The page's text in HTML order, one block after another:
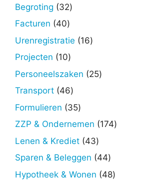
Begroting 3232
Facturen 4040
producten
Urenregistratie 1616
Projecten 1010
producten
Personeelszaken 2525
Transport 4646
producten
Formulieren 3535
producten
ZZP & Ondernemen 174174
Lenen & Krediet 4343
producten
Sparen & Beleggen 4444
producten
Hypotheek & Wonen 4848